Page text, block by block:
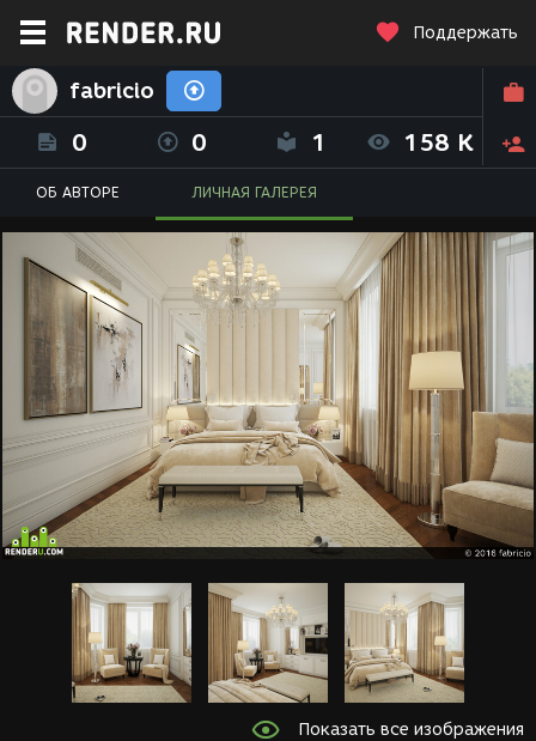
Поддержать
fabricio
0 0 1 158 K
ОБ АВТОРЕ ЛИЧНАЯ ГАЛЕРЕЯ
Показать все изображения